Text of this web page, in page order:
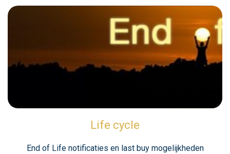
Life cycle
End of Life notificaties en last buy mogelijkheden